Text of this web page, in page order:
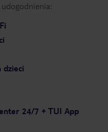
dzieci
24/7 + TUI App